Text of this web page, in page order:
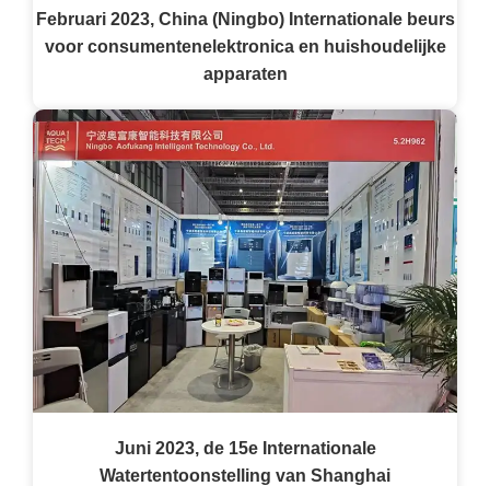
Februari 2023, China (Ningbo) Internationale beurs
voor consumentenelektronica en huishoudelijke
apparaten
Juni 2023, de 15e Internationale
Watertentoonstelling van Shanghai